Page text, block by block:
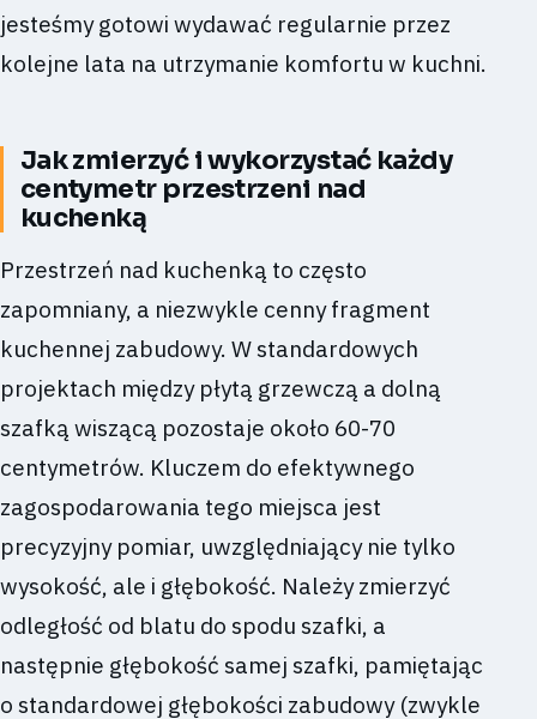
jesteśmy gotowi wydawać regularnie przez
kolejne lata na utrzymanie komfortu w kuchni.
Jak zmierzyć i wykorzystać każdy
centymetr przestrzeni nad
kuchenką
Przestrzeń nad kuchenką to często
zapomniany, a niezwykle cenny fragment
kuchennej zabudowy. W standardowych
projektach między płytą grzewczą a dolną
szafką wiszącą pozostaje około 60-70
centymetrów. Kluczem do efektywnego
zagospodarowania tego miejsca jest
precyzyjny pomiar, uwzględniający nie tylko
wysokość, ale i głębokość. Należy zmierzyć
odległość od blatu do spodu szafki, a
następnie głębokość samej szafki, pamiętając
o standardowej głębokości zabudowy (zwykle